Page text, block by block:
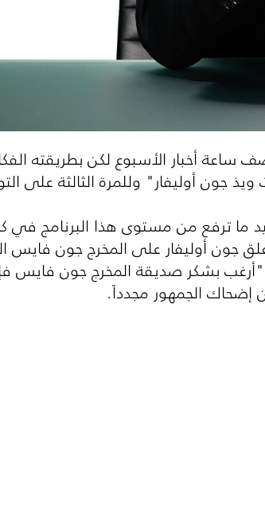
أخبار الأسبوع لكن بطريقته
جون أوليفار" وللمرة الثالثة على
ما ترفع من مستوى هذا البرنامج
جون أوليفار على المخرج جون
بشكر صديقة المخرج جون فايس
إضحاك الجمهور مجدداً.